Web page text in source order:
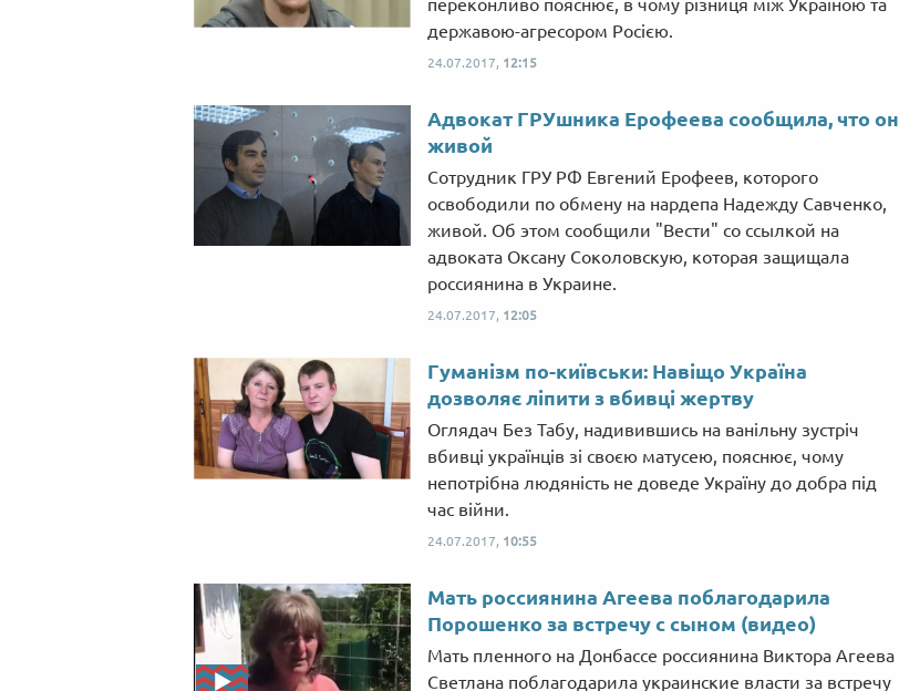
переконливо пояснює, в чому різниця між Україною та
державою-агресором Росією.
24.07.2017, 12:15
Адвокат ГРУшника Ерофеева сообщила, что он
живой
Сотрудник ГРУ РФ Евгений Ерофеев, которого
освободили по обмену на нардепа Надежду Савченко,
живой. Об этом сообщили "Вести" со ссылкой на
адвоката Оксану Соколовскую, которая защищала
россиянина в Украине.
24.07.2017, 12:05
Гуманізм по-київськи: Навіщо Україна
дозволяє ліпити з вбивці жертву
Оглядач Без Табу, надивившись на ванільну зустріч
вбивці українців зі своєю матусею, пояснює, чому
непотрібна людяність не доведе Україну до добра під
час війни.
24.07.2017, 10:55
Мать россиянина Агеева поблагодарила
Порошенко за встречу с сыном (видео)
Мать пленного на Донбассе россиянина Виктора Агеева
Светлана поблагодарила украинские власти за встречу